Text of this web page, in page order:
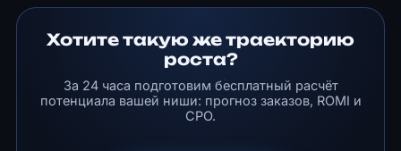
Хотите такую же траекторию
роста?
За 24 часа подготовим бесплатный расчёт
потенциала вашей ниши: прогноз заказов, ROMI и
CPO.